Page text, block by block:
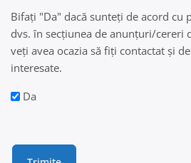
Bifați "Da" dacă sunteți de acord cu
dvs. în secțiunea de anunțuri/cereri
veți avea ocazia să fiți contactat și
interesate.
Da